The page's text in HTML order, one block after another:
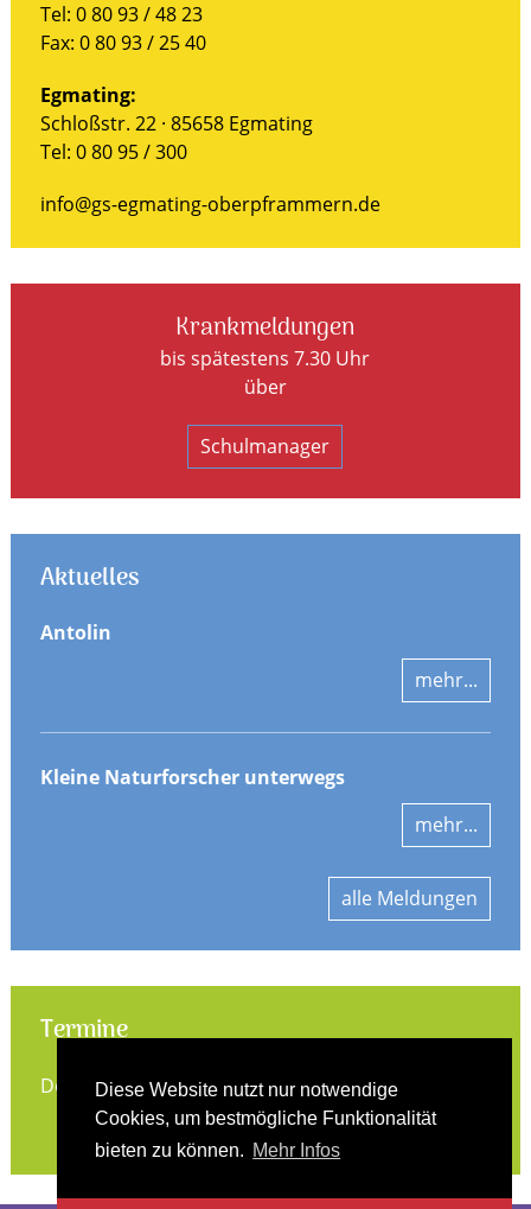
Diese Website nutzt nur notwendige
Cookies, um bestmögliche Funktionalität
bieten zu können. Mehr Infos
Tel: 0 80 93 / 48 23
Fax: 0 80 93 / 25 40
Egmating:
Schloßstr. 22 · 85658 Egmating
Tel: 0 80 95 / 300
info@gs-egmating-oberpframmern.de
Krankmeldungen
bis spätestens 7.30 Uhr
über
Schulmanager
Aktuelles
Antolin
mehr...
Kleine Naturforscher unterwegs
mehr...
alle Meldungen
Termine
Derzeit keine Termine vorhanden.
alle Termine